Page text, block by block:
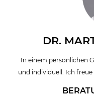
DR.
In einem persönlichen
und individuell. Ich